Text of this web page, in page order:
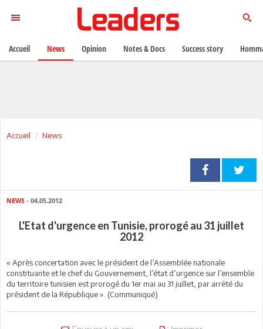
Accueil News
NEWS - 04.05.2012
L'Etat d'urgence en Tunisie, prorogé au 31 juillet
2012
« Après concertation avec le président de l’Assemblée nationale
constituante et le chef du Gouvernement, l’état d’urgence sur l’ensemble
du territoire tunisien est prorogé du 1er mai au 31 juillet, par arrêté du
président de la République ». (Communiqué)
Accueil News Opinion Notes & Docs Success story